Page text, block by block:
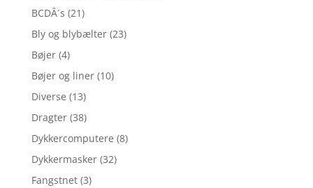
BCDÂ´s (21)
Bly og blybælter (23)
Bøjer (4)
Bøjer og liner (10)
Diverse (13)
Dragter (38)
Dykkercomputere (8)
Dykkermasker (32)
Fangstnet (3)